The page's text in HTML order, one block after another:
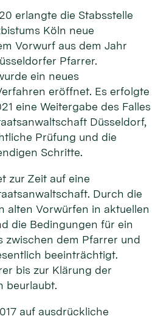
erlangte die Stabsstelle
Köln neue
Vorwurf aus dem Jahr
Pfarrer.
ein neues
eröffnet. Es erfolgte
eine Weitergabe des Falles
Düsseldorf,
Prüfung und die
Schritte.
zur Zeit auf eine
Durch die
alten Vorwürfen in aktuellen
die Bedingungen für ein
zwischen dem Pfarrer und
beeinträchtigt.
bis zur Klärung der
beurlaubt.
auf ausdrückliche